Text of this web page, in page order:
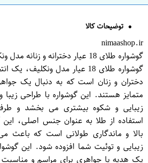
توضیحات کالا
nimaashop.ir
گوشواره طلای 18 عیار دخترانه و زنانه مدل ونکلیف
گوشواره طلای 18 عیار مدل
دختران و زنان است که به دنبال یک
متمایز هستند. این گوشواره با طراحی
زیبایی و شکوه بیشتری می بخشد و
استفاده از طلا به عنوان جنس اصلی، این
بالا و ماندگاری طولانی است که باعث
زیبایی و توئیت شما افزوده شود. این
یک هدیه یا جواهری برای مراسم و